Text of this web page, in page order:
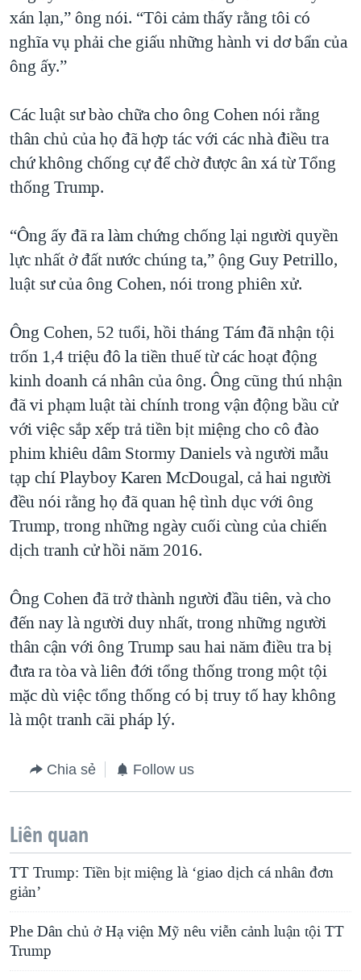
xán lạn,” ông nói. “Tôi cảm thấy rằng tôi có
nghĩa vụ phải che giấu những hành vi dơ bẩn của
ông ấy.”
Các luật sư bào chữa cho ông Cohen nói rằng
thân chủ của họ đã hợp tác với các nhà điều tra
chứ không chống cự để chờ được ân xá từ Tổng
thống Trump.
“Ông ấy đã ra làm chứng chống lại người quyền
lực nhất ở đất nước chúng ta,” ộng Guy Petrillo,
luật sư của ông Cohen, nói trong phiên xử.
Ông Cohen, 52 tuổi, hồi tháng Tám đã nhận tội
trốn 1,4 triệu đô la tiền thuế từ các hoạt động
kinh doanh cá nhân của ông. Ông cũng thú nhận
đã vi phạm luật tài chính trong vận động bầu cử
với việc sắp xếp trả tiền bịt miệng cho cô đào
phim khiêu dâm Stormy Daniels và người mẫu
tạp chí Playboy Karen McDougal, cả hai người
đều nói rằng họ đã quan hệ tình dục với ông
Trump, trong những ngày cuối cùng của chiến
dịch tranh cử hồi năm 2016.
Ông Cohen đã trở thành người đầu tiên, và cho
đến nay là người duy nhất, trong những người
thân cận với ông Trump sau hai năm điều tra bị
đưa ra tòa và liên đới tổng thống trong một tội
mặc dù việc tổng thống có bị truy tố hay không
là một tranh cãi pháp lý.
Chia sẻ Follow us
Liên quan
TT Trump: Tiền bịt miệng là ‘giao dịch cá nhân đơn
giản’
Phe Dân chủ ở Hạ viện Mỹ nêu viễn cảnh luận tội TT
Trump